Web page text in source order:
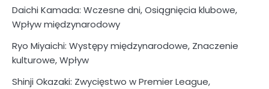
Daichi Kamada: Wczesne dni, Osiągnięcia klubowe,
Wpływ międzynarodowy
Ryo Miyaichi: Występy międzynarodowe, Znaczenie
kulturowe, Wpływ
Shinji Okazaki: Zwycięstwo w Premier League,